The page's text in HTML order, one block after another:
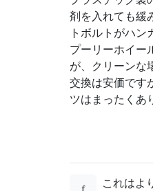
剤を入れても緩
トボルトがハン
プーリーホイー
が、クリーンな
交換は安価です
ツはまったくあ
これはよ